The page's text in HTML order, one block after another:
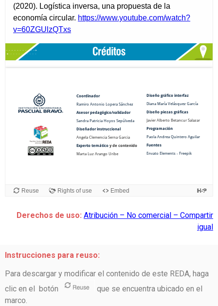
Derechos de uso: Atribución – No comercial – Compartir
igual
Instrucciones para reuso:
Para descargar y modificar el contenido de este REDA, haga
clic en el botón
que se encuentra ubicado en el
marco.